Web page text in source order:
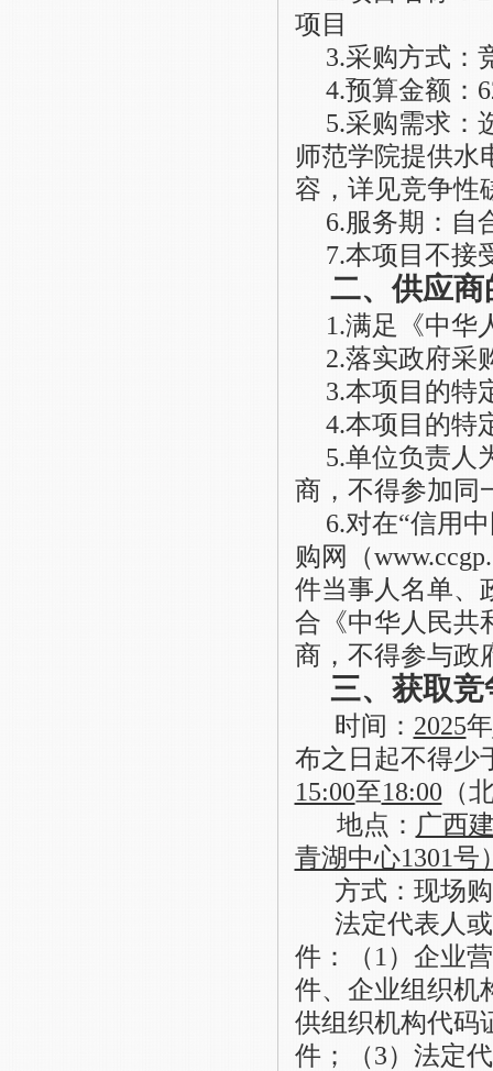
项目
3.采购方式：
4.预算金额：
5.采购需求：
师范学院提供水
容，详见竞争性
6.服务期：自
7.本项目不接
二、供应
1.满足《中华
2.落实政府采
3.本项目的特
4.本项目的特
5.单位负责人
商，不得参加同
6.对在“信用
购网（
件当事人名单、
合《中华人民共
商，不得参与政
三、获取
时间： 2025年
布之日起不得少
15:00至18:00 （
地点： 广西
青湖中心1301号
方式： 现场
法定代表人
件：（ 1）企业
件、企业组织机
供组织机构代码
件；（3）法定